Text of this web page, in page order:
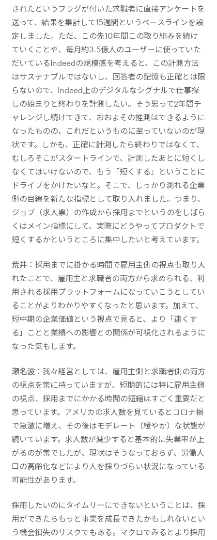
されたというフラグが付いた求職者に直接アンケートを
送って、結果を集計して15週間というベースラインを設
定しました。ただ、この先10年間この取り組みを続け
ていくことや、毎月約3.5億人のユーザーに使っていた
だいているIndeedの規模感を考えると、この計測方法
はサステナブルではないし、回答者の記憶も正確とは限
らないので、Indeed上のデジタルなシグナルで仕事探
しの始まりと終わりを計測したい。そう思って2年間チ
ャレンジし続けてきて、おおよその推測はできるように
なったものの、これだというものに至っていないのが現
状です。しかも、正確に計測したら終わりではなくて、
むしろそこがスタートラインで、計測したあとに短くし
なくてはいけないので、もう「短くする」ということに
ドライブをかけたいなと。そこで、しっかり測れる企業
側の目線を新たな指標として取り入れました。つまり、
ジョブ（求人票）の作成から採用までというのをしばら
くはメイン指標にして、実際にどうやってプロダクトで
短くするかというところに集中したいと考えています。
荒井 ：採用までに掛かる時間で雇用主側の視点も取り入
れたことで、雇用主と求職者の両方から求められる、利
用される採用プラットフォームになっていこうとしてい
ることがよりわかりやすくなったと思います。加えて、
短中期の企業価値という視点で見ると、より「速くす
る」ことと業績への影響との関係が可視化されるように
なった気もします。
瀬名波 ：我々経営としては、雇用主側と求職者側の両方
の視点を常に持っていますが、短期的には特に雇用主側
の視点、採用までにかかる時間の短縮はすごく重要だと
思っています。アメリカの求人数を見ているとコロナ禍
で急激に増え、その後はモデレート（緩やか）な状態が
続いています。求人数が減少すると基本的に失業率が上
がるのが常でしたが、現状はそうなっておらず、労働人
口の高齢化などにより人を採りづらい状況になっている
可能性があります。
採用したいのにタイムリーにできないということは、採
用ができたらもっと事業を成長できたかもしれないとい
う機会損失のリスクでもある。マクロでみるとより採用